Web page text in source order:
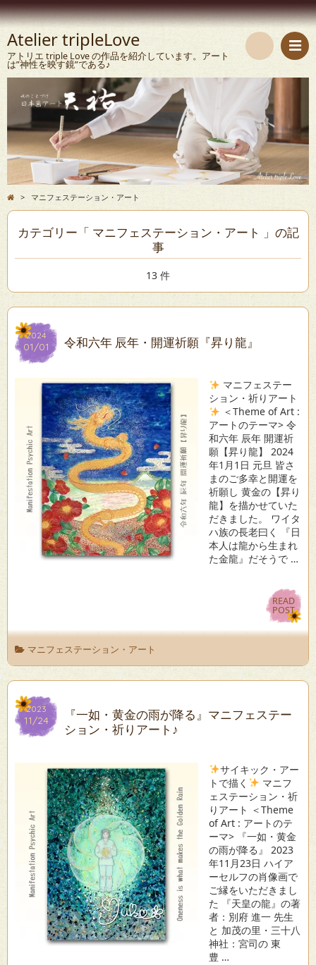
Atelier tripleLove
アトリエ triple Love の作品を紹介しています。アート
は”神性を映す鏡”である♪
検
> マニフェステーション・アート
カテゴリー「 マニフェステーション・アート 」の記
事
13 件
2024
01/01
2024
01/01 令和六年 辰年・開運祈願『昇り龍』
マニフェステー
ション・祈りアート
＜Theme of Art :
アートのテーマ> 令
和六年 辰年 開運祈
願【昇り龍】 2024
年1月1日 元旦 皆さ
まのご多幸と開運を
祈願し 黄金の【昇り
龍】を描かせていた
だきました。 ワイタ
ハ族の長老曰く 『日
本人は龍から生まれ
た金龍』だそうで …
READ
POST
READ
POST
マニフェステーション・アート
2023
11/24
2023
11/24
『一如・黄金の雨が降る』マニフェステー
ション・祈りアート♪
サイキック・アー
トで描く
マニフ
ェステーション・祈
りアート ＜Theme
of Art : アートのテ
ーマ> 『一如・黄金
の雨が降る』 2023
年11月23日 ハイア
ーセルフの肖像画で
ご縁をいただきまし
た 『天皇の龍』の著
者：別府 進一 先生
と 加茂の里・三十八
神社：宮司の 東
豊 …